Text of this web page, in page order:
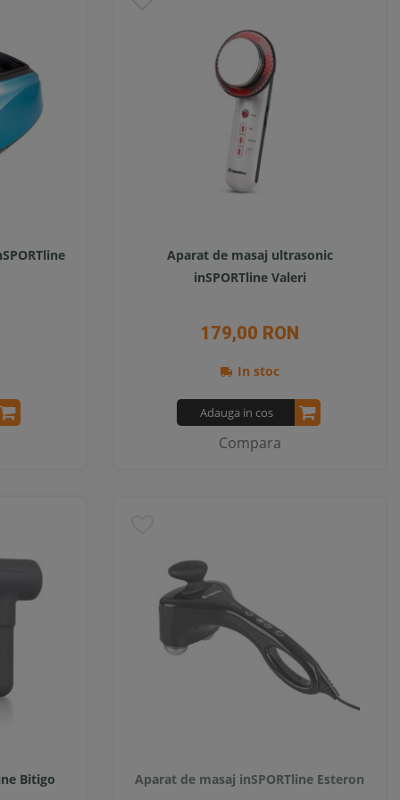
Aparat de masaj ultrasonic
inSPORTline Valeri
179,00 RON
In stoc
Adauga in cos
Compara
Bitigo Aparat de masaj inSPORTline Esteron